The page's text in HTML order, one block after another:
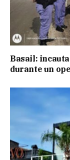
Basail:
durante un